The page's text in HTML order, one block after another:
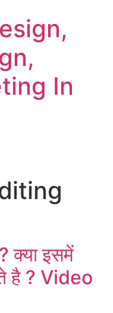
In
क्या इसमें
है ? Video